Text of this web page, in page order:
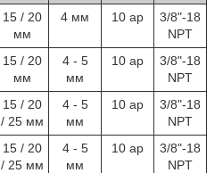
15 / 20
мм
4 мм 10 ар
3/8"-18
NPT
15 / 20
мм
4 - 5
мм
10 ар
3/8"-18
NPT
15 / 20
/ 25 мм
4 - 5
мм
10 ар
3/8"-18
NPT
15 / 20
/ 25 мм
4 - 5
мм
10 ар
3/8"-18
NPT